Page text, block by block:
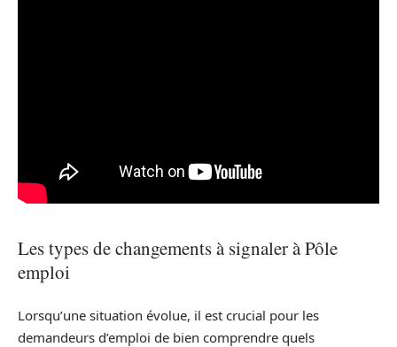
Les types de changements à signaler à Pôle
emploi
Lorsqu’une situation évolue, il est crucial pour les
demandeurs d’emploi de bien comprendre quels